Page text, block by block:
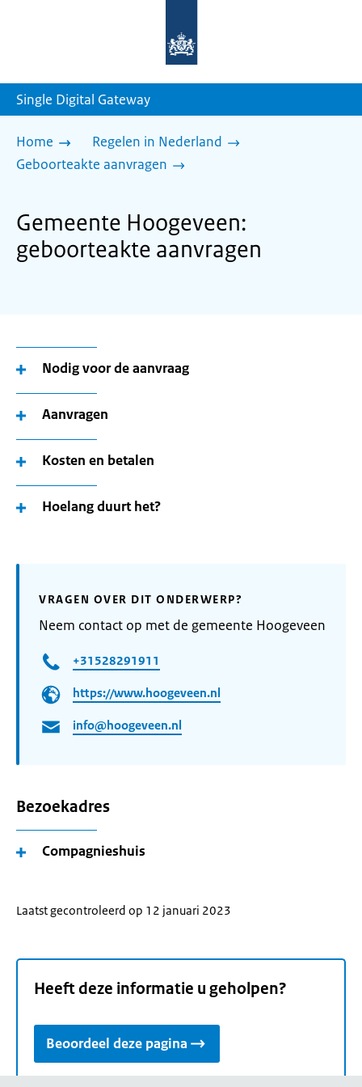
homepage
Single Digital Gateway
Home
Regelen in Nederland
Geboorteakte aanvragen
Gemeente Hoogeveen:
geboorteakte aanvragen
Nodig voor de aanvraag
Aanvragen
Kosten en betalen
Hoelang duurt het?
VRAGEN OVER DIT ONDERWERP?
Neem contact op met de gemeente Hoogeveen
+31528291911
https://www.hoogeveen.nl
info@hoogeveen.nl
Bezoekadres
Compagnieshuis
Laatst gecontroleerd op 12 januari 2023
Heeft deze informatie u geholpen?
Beoordeel deze pagina